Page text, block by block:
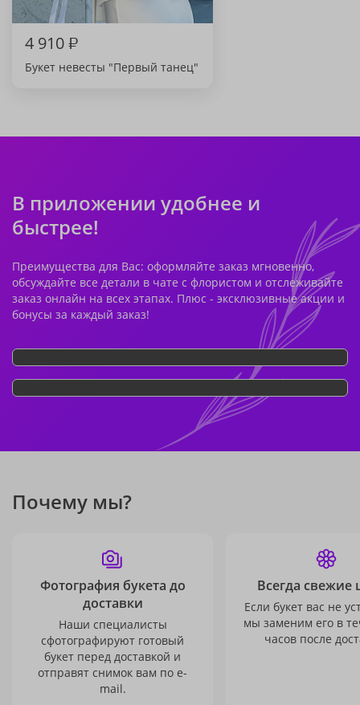
4 910₽
Букет невесты "Первый танец"
В приложении удобнее и
быстрее!
Преимущества для Вас: оформляйте заказ мгновенно,
обсуждайте все детали в чате с флористом и отслеживайте
заказ онлайн на всех этапах. Плюс - эксклюзивные акции и
бонусы за каждый заказ!
Почему мы?
Фотография букета до
доставки
Наши специалисты
сфотографируют готовый
букет перед доставкой и
отправят снимок вам по e-
mail.
Всегда свежие
Если букет вас не
мы заменим его в
часов после